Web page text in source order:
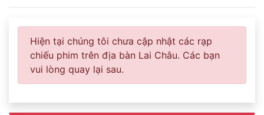
Hiện tại chúng tôi chưa cập nhật các rạp
chiếu phim trên địa bàn Lai Châu. Các bạn
vui lòng quay lại sau.